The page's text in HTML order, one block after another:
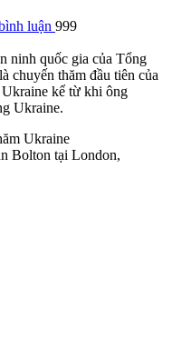
luận 999
ninh quốc gia của Tổng
chuyến thăm đầu tiên của
kể từ khi ông
Ukraine.
Bolton tại London,